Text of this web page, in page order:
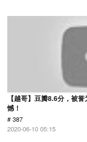
【越哥】豆瓣8.6分，被
憾！
# 387
2020-06-10 05:15